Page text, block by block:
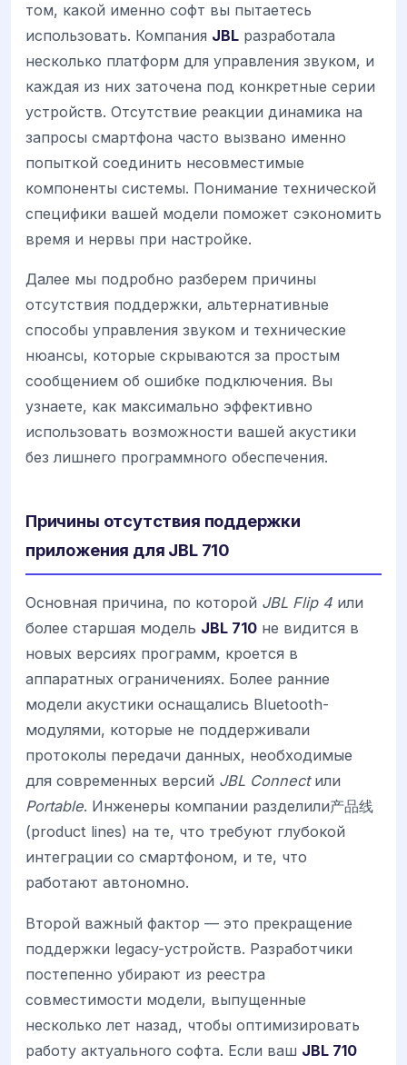
том, какой именно софт вы пытаетесь
использовать. Компания JBL разработала
несколько платформ для управления звуком, и
каждая из них заточена под конкретные серии
устройств. Отсутствие реакции динамика на
запросы смартфона часто вызвано именно
попыткой соединить несовместимые
компоненты системы. Понимание технической
специфики вашей модели поможет сэкономить
время и нервы при настройке.
Далее мы подробно разберем причины
отсутствия поддержки, альтернативные
способы управления звуком и технические
нюансы, которые скрываются за простым
сообщением об ошибке подключения. Вы
узнаете, как максимально эффективно
использовать возможности вашей акустики
без лишнего программного обеспечения.
Причины отсутствия поддержки
приложения для JBL 710
Основная причина, по которой JBL Flip 4 или
более старшая модель JBL 710 не видится в
новых версиях программ, кроется в
аппаратных ограничениях. Более ранние
модели акустики оснащались Bluetooth-
модулями, которые не поддерживали
протоколы передачи данных, необходимые
для современных версий JBL Connectили
Portable. Инженеры компании разделили产品线
(product lines) на те, что требуют глубокой
интеграции со смартфоном, и те, что
работают автономно.
Второй важный фактор — это прекращение
поддержки legacy-устройств. Разработчики
постепенно убирают из реестра
совместимости модели, выпущенные
несколько лет назад, чтобы оптимизировать
работу актуального софта. Если ваш JBL 710